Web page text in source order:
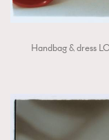
Handbag & dress